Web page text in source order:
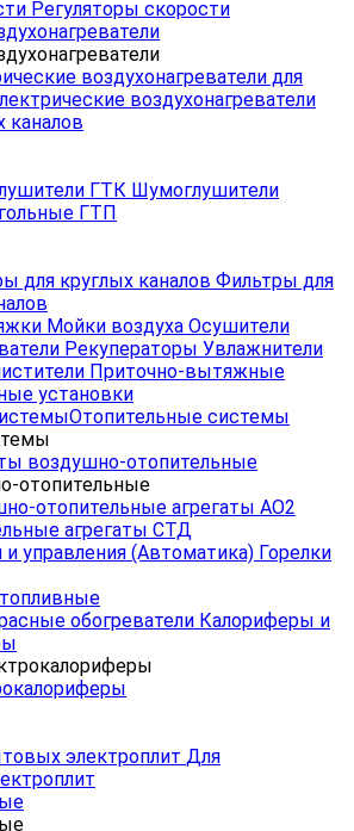
Регуляторы скорости
воздухонагреватели для
воздухонагреватели
каналов
ГТК Шумоглушители
ГТП
для круглых каналов Фильтры для
Мойки воздуха Осушители
Рекуператоры Увлажнители
Приточно-вытяжные
установки
Отопительные системы
воздушно-отопительные
отопительные
отопительные агрегаты АО2
агрегаты СТД
управления (Автоматика) Горелки
обогреватели Калориферы и
электроплит Для